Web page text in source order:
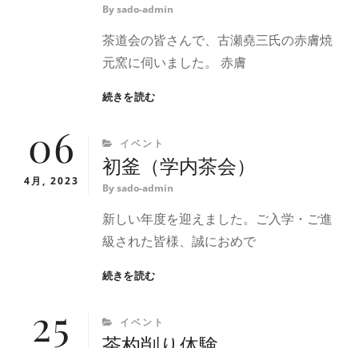
Bysado-admin
茶道会の皆さんで、古瀬堯三氏の赤膚焼
元窯に伺いました。 赤膚
続きを読むお
づ
く
り
体
験
赤
膚
元
て
06
4月, 2023
CATEGORIES
イベント
初釜（学内茶会）
Bysado-admin
新しい年度を迎えました。ご入学・ご進
級された皆様、誠におめで
続きを読む初
内
茶
25 CATEGORIES
イベント